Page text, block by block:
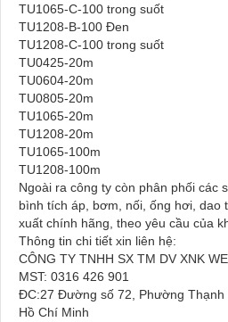
TU1065-C-100 trong suốt
TU1208-B-100 Đen
TU1208-C-100 trong suốt
TU0425-20m
TU0604-20m
TU0805-20m
TU1065-20m
TU1208-20m
TU1065-100m
TU1208-100m
Ngoài ra công ty còn phân phối các
bình tích áp, bơm, nối, ống hơi, dao
xuất chính hãng, theo yêu cầu của
Thông tin chi tiết xin liên hệ:
CÔNG TY TNHH SX TM DV XNK
MST: 0316 426 901
ĐC:27 Đường số 72, Phường Thạnh
Hồ Chí Minh